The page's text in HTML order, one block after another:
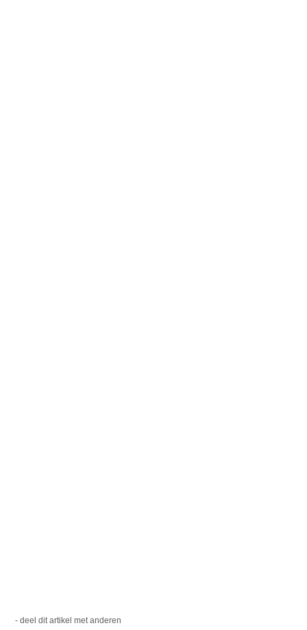
- deel dit artikel met anderen